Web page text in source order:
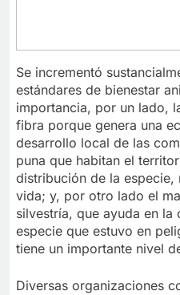
Se incrementó
estándares de bienestar
importancia, por un lado,
fibra porque genera una
desarrollo local de las
puna que habitan el
distribución de la
vida; y, por otro lado el
silvestría, que ayuda en la
especie que estuvo en
tiene un importante nivel
Diversas organizaciones